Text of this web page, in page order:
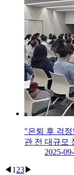
"은퇴 후 걱
관 전 대규모
2025-
◀ 1 23▶